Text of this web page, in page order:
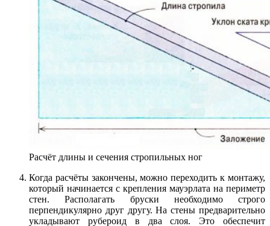
Расчёт длины и сечения стропильных ног
Когда расчёты закончены, можно переходить к монтажу,
который начинается с крепления мауэрлата на периметр
стен. Располагать бруски необходимо строго
перпендикулярно друг другу. На стены предварительно
укладывают рубероид в два слоя. Это обеспечит